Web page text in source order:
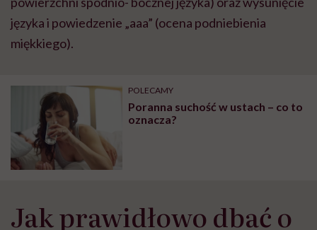
języka i powiedzenie „aaa” (ocena podniebienia
miękkiego).
POLECAMY
Poranna suchość w ustach – co to
oznacza?
Jak prawidłowo dbać o